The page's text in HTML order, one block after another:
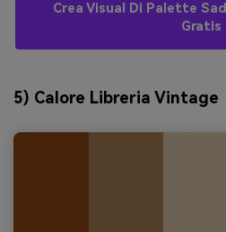
Crea Visual Di Palette
Gratis
5) Calore Libreria Vintage